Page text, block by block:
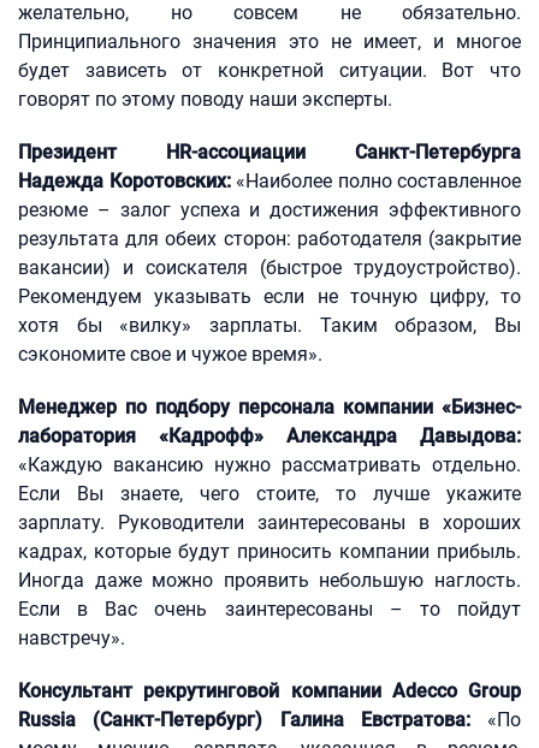
желательно, но совсем не обязательно.
Принципиального значения это не имеет, и многое
будет зависеть от конкретной ситуации. Вот что
говорят по этому поводу наши эксперты.
Президент HR-ассоциации Санкт-Петербурга
Надежда Коротовских:«Наиболее полно составленное
резюме – залог успеха и достижения эффективного
результата для обеих сторон: работодателя (закрытие
вакансии) и соискателя (быстрое трудоустройство).
Рекомендуем указывать если не точную цифру, то
хотя бы «вилку» зарплаты. Таким образом, Вы
сэкономите свое и чужое время».
Менеджер по подбору персонала компании «Бизнес-
лаборатория «Кадрофф» Александра Давыдова:
«Каждую вакансию нужно рассматривать отдельно.
Если Вы знаете, чего стоите, то лучше укажите
зарплату. Руководители заинтересованы в хороших
кадрах, которые будут приносить компании прибыль.
Иногда даже можно проявить небольшую наглость.
Если в Вас очень заинтересованы – то пойдут
навстречу».
Консультант рекрутинговой компании Adecco Group
Russia (Санкт-Петербург) Галина Евстратова:«По